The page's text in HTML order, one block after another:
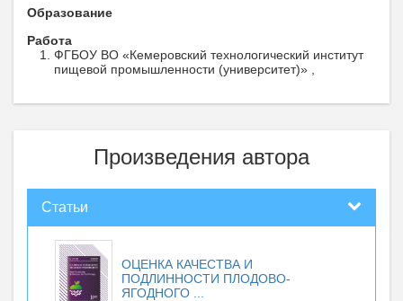
Образование
Работа
ФГБОУ ВО «Кемеровский технологический институт
пищевой промышленности (университет)» ,
Произведения автора
Статьи
ОЦЕНКА КАЧЕСТВА И
ПОДЛИННОСТИ ПЛОДОВО-
ЯГОДНОГО ...